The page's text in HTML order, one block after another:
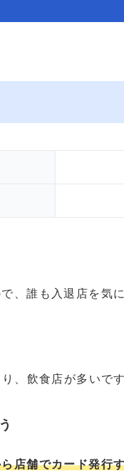
、誰も入退店を気
、飲食店が多いです
店舗でカード発行